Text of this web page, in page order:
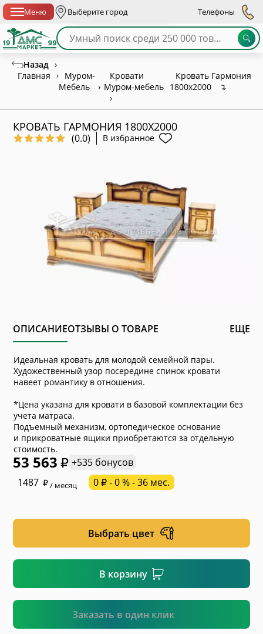
Меню Выберите город Телефоны
Назад ›
Главная
›
Муром-
Мебель
›
Кровати
Муром-мебель
›
Кровать Гармония
1800х2000
↴
КРОВАТЬ ГАРМОНИЯ 1800Х2000
(0.0) В избранное
ОПИСАНИЕОТЗЫВЫ О ТОВАРЕ ЕЩЕ
Идеальная кровать для молодой семейной пары.
Художественный узор посередине спинок кровати
навеет романтику в отношения.
*Цена указана для кровати в базовой комплектации без
учета матраса.
Подъемный механизм, ортопедическое основание
и прикроватные ящики приобретаются за отдельную
стоимость.
53 563
+535 бонусов
1487
/ месяц 0 ₽ - 0 % - 36 мес.
Выбрать цвет
В корзину
Заказать в один клик
* обязательное поле
Подтвердить